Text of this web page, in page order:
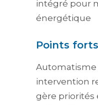
intégré pour
énergétique
Points forts
Automatisme
intervention
gère priorités